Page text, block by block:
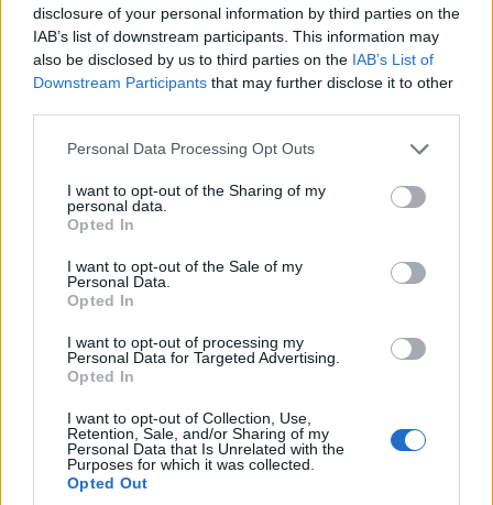
disclosure of your personal information by third parties on the
IAB’s list of downstream participants. This information may
also be disclosed by us to third parties on the IAB’s List of
Downstream Participants that may further disclose it to other
Please note that this website/app uses one or more Google
not limited to your visit or usage behaviour. You may click to
grant or deny consent to Google and its third-party tags to
use your data for below specified purposes in below Google
consent section.
Personal Data Processing Opt Outs
I want to opt-out of the Sharing of my
personal data.
Opted In
I want to opt-out of the Sale of my
Personal Data.
Opted In
I want to opt-out of processing my
Personal Data for Targeted Advertising.
Opted In
I want to opt-out of Collection, Use,
Retention, Sale, and/or Sharing of my
Personal Data that Is Unrelated with the
Purposes for which it was collected.
Opted Out
amely túléli a klímaváltozást?
ComputerTrends| 2026 május 6. 09:10
A Helsinki melletti Kruunuvuori híd nem
csupán rekordot döntött: speciális anyagok,
okos világítástechnológia és fenntartható
tervezés teszi az infrastruktúra-fejlesztés
egyik legfigyelemreméltóbb európai példájává.
Finnország leghosszabb és legmagasabb hídja, a 1191
méter hosszú és 135 méter magas
megnyílt a gyalogosok és kerékpárosok előtt
Helsinkiben. A WSP tervezőiroda és a Knights Architects
által tervezett, a YIT és a Kreate finn építőipari vállalatok